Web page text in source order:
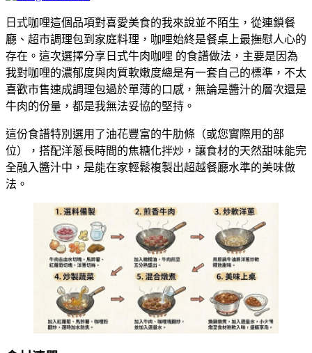
日式咖哩這個品項對喜愛美食的我來說並不陌生，從連鎖餐
廳、超市調理包到家庭料理，咖哩始終是餐桌上最撫慰人心的
存在。這次選擇分享日式牛肉咖哩 的食譜做法，主要是因為
我對咖哩的濃郁度與肉質軟嫩度總是有一套自己的標準，不太
喜歡市售速成調理包過於單薄的口感，無論是醬汁的層次還是
牛肉的份量，都是我無法妥協的堅持。
這份食譜特別選用了油花豐富的牛肋條（或您實際用的部
位），搭配洋蔥長時間的焦糖化拌炒，讓食材的天然甜味能完
全融入醬汁中，是能在家輕鬆複製出超越餐廳水準的美味做
法。